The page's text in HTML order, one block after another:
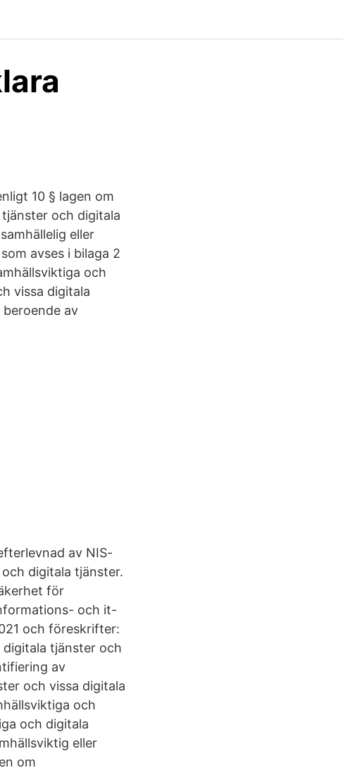
10 § lagen om
och digitala
eller
avses i bilaga 2
och
vissa digitala
av
av NIS-
digitala tjänster.
för
och it-
och föreskrifter:
tjänster och
av
och vissa digitala
och
och digitala
eller
om